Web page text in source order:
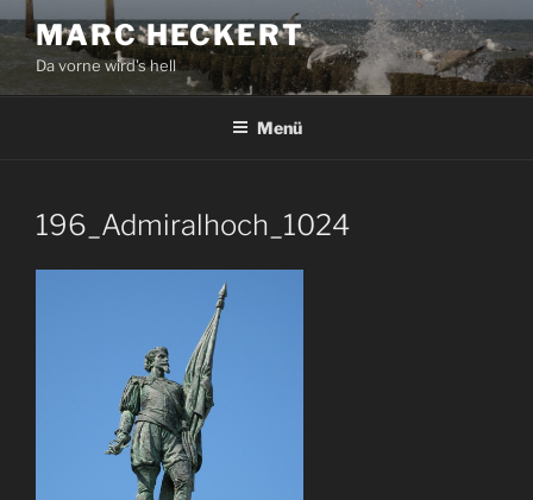
Zum
Inhalt
springen
MARC HECKERT
Da vorne wird's hell
Menü
196_Admiralhoch_1024